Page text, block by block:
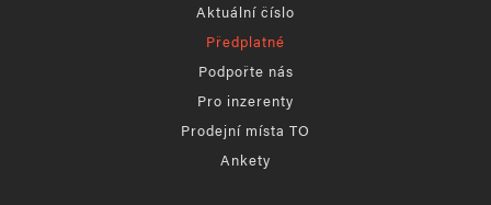
Aktuální číslo
Předplatné
Podpořte nás
Pro inzerenty
Prodejní místa TO
Ankety